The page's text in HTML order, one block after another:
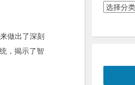
做出了深刻
，揭示了智
分